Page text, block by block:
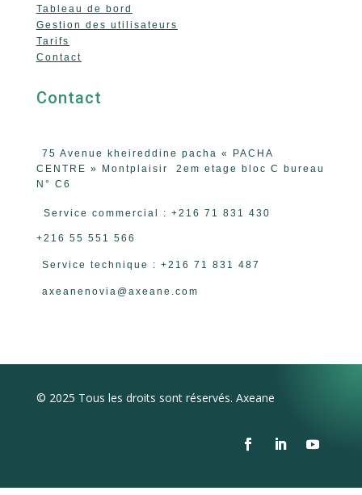
Tableau de bord
Gestion des utilisateurs
Tarifs
Contact
Contact
75 Avenue kheireddine pacha « PACHA
CENTRE » Montplaisir 2em etage bloc C bureau
N° C6
Service commercial : +216 71 831 430
+216 55 551 566
Service technique : +216 71 831 487
axeanenovia@axeane.com
© 2025 Tous les droits sont réservés. Axeane